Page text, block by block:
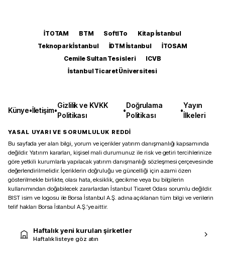
İTOTAM BTM SoftITo
Kitap İstanbul
Teknopark İstanbul
İDTM İstanbul
İTOSAM
Cemile Sultan Tesisleri
ICVB
İstanbul Ticaret Üniversitesi
Künye•İletişim•
Gizlilik ve KVKK
Politikası
•
Doğrulama
Politikası
•
Yayın
İlkeleri
YASAL UYARI VE SORUMLULUK REDDİ
Bu sayfada yer alan bilgi, yorum ve içerikler yatırım danışmanlığı kapsamında
değildir. Yatırım kararları, kişisel mali durumunuz ile risk ve getiri tercihlerinize
göre yetkili kurumlarla yapılacak yatırım danışmanlığı sözleşmesi çerçevesinde
değerlendirilmelidir. İçeriklerin doğruluğu ve güncelliği için azami özen
gösterilmekle birlikte, olası hata, eksiklik, gecikme veya bu bilgilerin
kullanımından doğabilecek zararlardan İstanbul Ticaret Odası sorumlu değildir.
BIST isim ve logosu ile Borsa İstanbul A.Ş. adına açıklanan tüm bilgi ve verilerin
telif hakları Borsa İstanbul A.Ş.’ye aittir.
Haftalık yeni kurulan şirketler
Haftalık listeye göz atın